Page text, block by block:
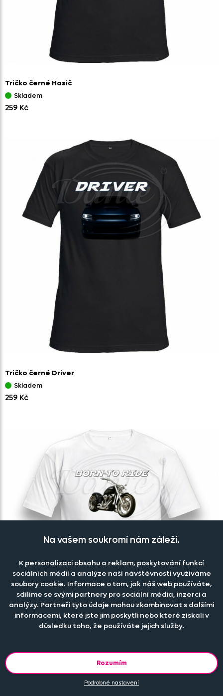
Tričko černé Hasič
Skladem
259 Kč
Tričko černé Driver
Skladem
259 Kč
Tričko bílé Born to ride
Skladem
Na vašem soukromí nám záleží.
K personalizaci obsahu a reklam, poskytování funkcí
sociálních médií a analýze naší návštěvnosti využíváme
soubory cookie. Informace o tom, jak náš web používáte,
sdílíme se svými partnery pro sociální média, inzerci a
analýzy. Partneři tyto údaje mohou zkombinovat s dalšími
informacemi, které jste jim poskytli nebo které získali v
důsledku toho, že používáte jejich služby.
Rozumím
Podrobné nastavení